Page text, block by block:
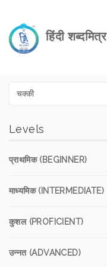
हिंदी शब्दमित्र
Levels
प्राथमिक (BEGINNER)
माध्यमिक (INTERMEDIATE)
कुशल (PROFICIENT)
उन्नत (ADVANCED)